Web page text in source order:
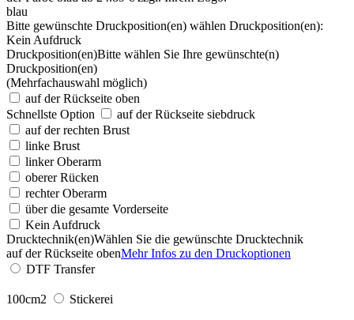
blau
Bitte gewünschte Druckposition(en) wählen Druckposition(en):
Kein Aufdruck
Druckposition(en)Bitte wählen Sie Ihre gewünschte(n)
Druckposition(en)
(Mehrfachauswahl möglich)
auf der Rückseite oben
Schnellste Option
auf der Rückseite siebdruck
auf der rechten Brust
linke Brust
linker Oberarm
oberer Rücken
rechter Oberarm
über die gesamte Vorderseite
Kein Aufdruck
Drucktechnik(en)Wählen Sie die gewünschte Drucktechnik
auf der Rückseite obenMehr Infos zu den Druckoptionen
DTF Transfer
100cm2 Stickerei